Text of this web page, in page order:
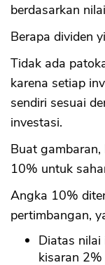
berdasarkan
Berapa dividen
Tidak ada
karena setiap
sendiri sesuai
investasi.
Buat
10% untuk
Angka 10%
pertimbangan,
Diatas nilai
kisaran